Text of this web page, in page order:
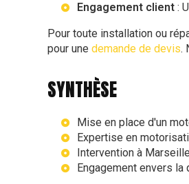
Engagement client :
Pour toute installation ou
pour une demande de devis.
SYNTHÈSE
Mise en place d'un
Expertise en
Intervention à
Engagement envers